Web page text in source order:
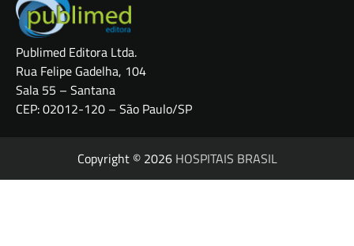
Publimed Editora Ltda.
Rua Felipe Gadelha, 104
Sala 55 – Santana
CEP: 02012-120 – São Paulo/SP
Copyright © 2026 HOSPITAIS BRASIL